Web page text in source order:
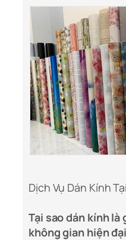
Dịch Vụ Dán Kính
Tại sao dán kính là
không gian hiện